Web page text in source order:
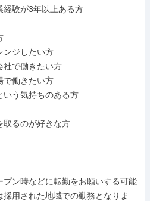
験が3年以上ある方
ジしたい方
で働きたい方
働きたい方
う気持ちのある方
るのが好きな方
ン時などに転勤をお願いする可能
用された地域での勤務となりま